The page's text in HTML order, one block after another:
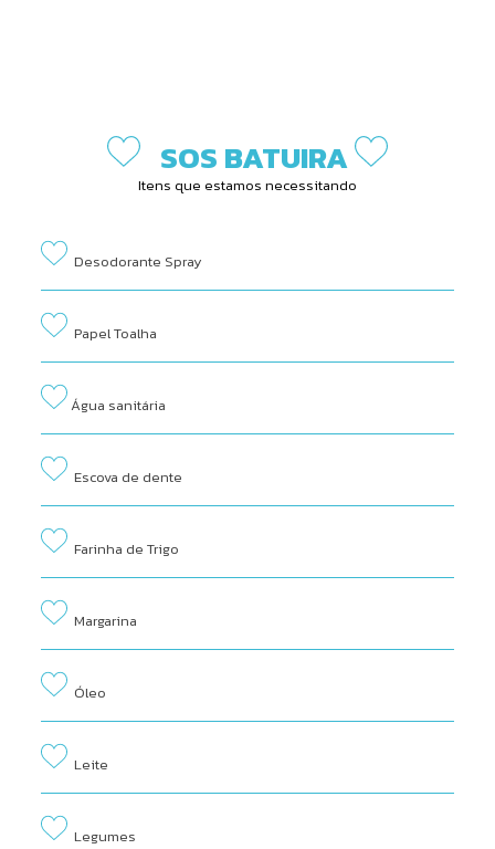
SOS BATUIRA
Itens que estamos necessitando
Desodorante Spray
Papel Toalha
Água sanitária
Escova de dente
Farinha de Trigo
Margarina
Óleo
Leite
Legumes